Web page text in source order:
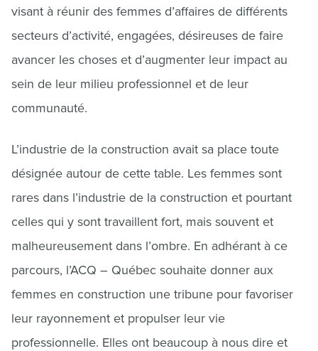
visant à réunir des femmes d’affaires de différents
secteurs d’activité, engagées, désireuses de faire
avancer les choses et d’augmenter leur impact au
sein de leur milieu professionnel et de leur
communauté.
L’industrie de la construction avait sa place toute
désignée autour de cette table. Les femmes sont
rares dans l’industrie de la construction et pourtant
celles qui y sont travaillent fort, mais souvent et
malheureusement dans l’ombre. En adhérant à ce
parcours, l’ACQ – Québec souhaite donner aux
femmes en construction une tribune pour favoriser
leur rayonnement et propulser leur vie
professionnelle. Elles ont beaucoup à nous dire et